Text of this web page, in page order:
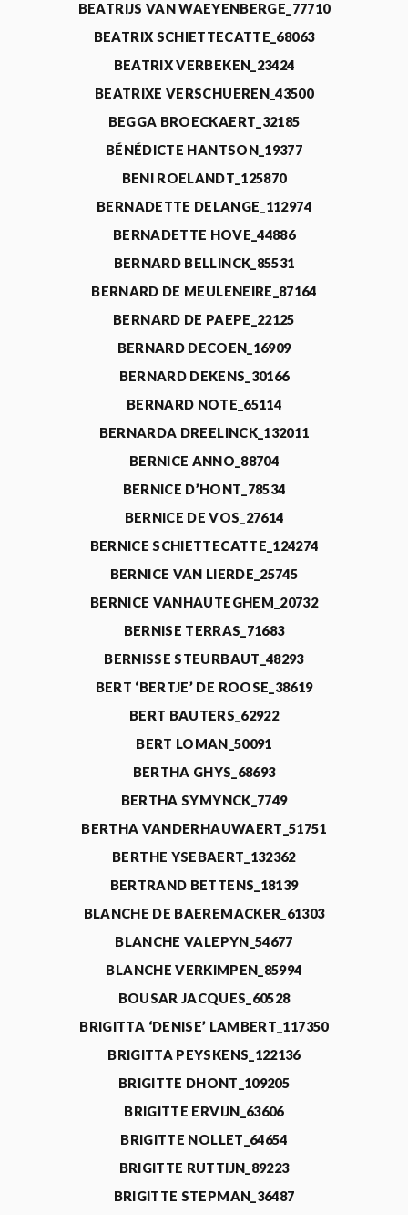
BEATRIJS VAN WAEYENBERGE_77710
BEATRIX SCHIETTECATTE_68063
BEATRIX VERBEKEN_23424
BEATRIXE VERSCHUEREN_43500
BEGGA BROECKAERT_32185
BÉNÉDICTE HANTSON_19377
BENI ROELANDT_125870
BERNADETTE DELANGE_112974
BERNADETTE HOVE_44886
BERNARD BELLINCK_85531
BERNARD DE MEULENEIRE_87164
BERNARD DE PAEPE_22125
BERNARD DECOEN_16909
BERNARD DEKENS_30166
BERNARD NOTE_65114
BERNARDA DREELINCK_132011
BERNICE ANNO_88704
BERNICE D’HONT_78534
BERNICE DE VOS_27614
BERNICE SCHIETTECATTE_124274
BERNICE VAN LIERDE_25745
BERNICE VANHAUTEGHEM_20732
BERNISE TERRAS_71683
BERNISSE STEURBAUT_48293
BERT ‘BERTJE’ DE ROOSE_38619
BERT BAUTERS_62922
BERT LOMAN_50091
BERTHA GHYS_68693
BERTHA SYMYNCK_7749
BERTHA VANDERHAUWAERT_51751
BERTHE YSEBAERT_132362
BERTRAND BETTENS_18139
BLANCHE DE BAEREMACKER_61303
BLANCHE VALEPYN_54677
BLANCHE VERKIMPEN_85994
BOUSAR JACQUES_60528
BRIGITTA ‘DENISE’ LAMBERT_117350
BRIGITTA PEYSKENS_122136
BRIGITTE DHONT_109205
BRIGITTE ERVIJN_63606
BRIGITTE NOLLET_64654
BRIGITTE RUTTIJN_89223
BRIGITTE STEPMAN_36487